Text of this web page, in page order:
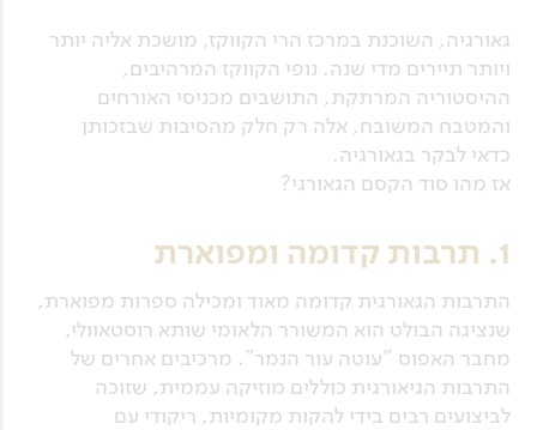
גאורגיה, השוכנת במרכז הרי הקווקז, מושכת אליה יותר
ויותר תיירים מדי שנה. נופי הקווקז המרהיבים,
ההיסטוריה המרתקת, התושבים מכניסי האורחים
והמטבח המשובח, אלה רק חלק מהסיבות שבזכותן
כדאי לבקר בגאורגיה.
אז מהו סוד הקסם הגאורגי?
1. תרבות קדומה ומפוארת
התרבות הגאורגית קדומה מאוד ומכילה ספרות מפוארת,
שנציגה הבולט הוא המשורר הלאומי שותא רוסטאוולי,
מחבר האפוס "עוטה עור הנמר". מרכיבים אחרים של
התרבות הגיאורגית כוללים מוזיקה עממית, שזוכה
לביצועים רבים בידי להקות מקומיות, ריקודי עם